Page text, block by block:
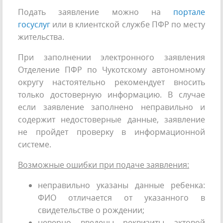
Подать заявление можно на портале
госуслуг или в клиентской службе ПФР по месту
жительства.
При заполнении электронного заявления
Отделение ПФР по Чукотскому автономному
округу настоятельно рекомендует вносить
только достоверную информацию. В случае
если заявление заполнено неправильно и
содержит недостоверные данные, заявление
не пройдет проверку в информационной
системе.
Возможные ошибки при подаче заявления:
неправильно указаны данные ребенка:
ФИО отличается от указанного в
свидетельстве о рождении;